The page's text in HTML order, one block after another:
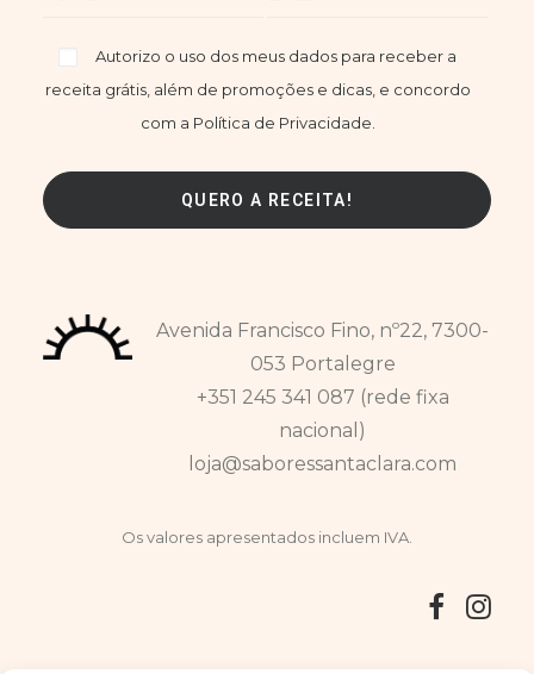
Autorizo o uso dos meus dados para receber a
receita grátis, além de promoções e dicas, e concordo
com a Política de Privacidade.
Avenida Francisco Fino, nº22, 7300-
053 Portalegre
+351 245 341 087 (rede fixa
nacional)
loja@saboressantaclara.com
Os valores apresentados incluem IVA.